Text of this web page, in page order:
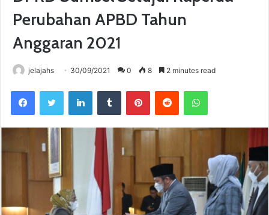
Perubahan APBD Tahun
Anggaran 2021
jelajahs 30/09/2021 0 8 2 minutes read